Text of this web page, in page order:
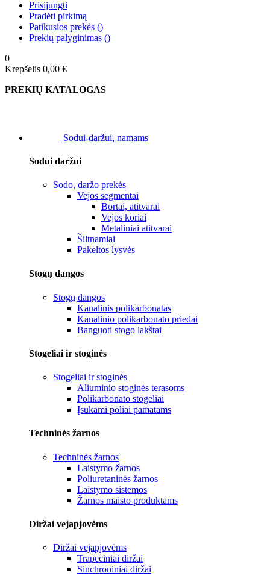
Prisijungti
Pradėti pirkimą
Patikusios prekės ()
Prekių palyginimas ()
0
Krepšelis 0,00 €
PREKIŲ KATALOGAS
Sodui-daržui, namams
Sodui daržui
Sodo, daržo prekės
Vejos segmentai
Bortai, atitvarai
Vejos koriai
Metaliniai atitvarai
Šiltnamiai
Pakeltos lysvės
Stogų dangos
Stogų dangos
Kanalinis polikarbonatas
Kanalinio polikarbonato priedai
Banguoti stogo lakštai
Stogeliai ir stoginės
Stogeliai ir stoginės
Aliuminio stoginės terasoms
Polikarbonato stogeliai
Įsukami poliai pamatams
Techninės žarnos
Techninės žarnos
Laistymo žarnos
Poliuretaninės žarnos
Laistymo sistemos
Žarnos maisto produktams
Diržai vejapjovėms
Diržai vejapjovėms
Trapeciniai diržai
Sinchroniniai diržai